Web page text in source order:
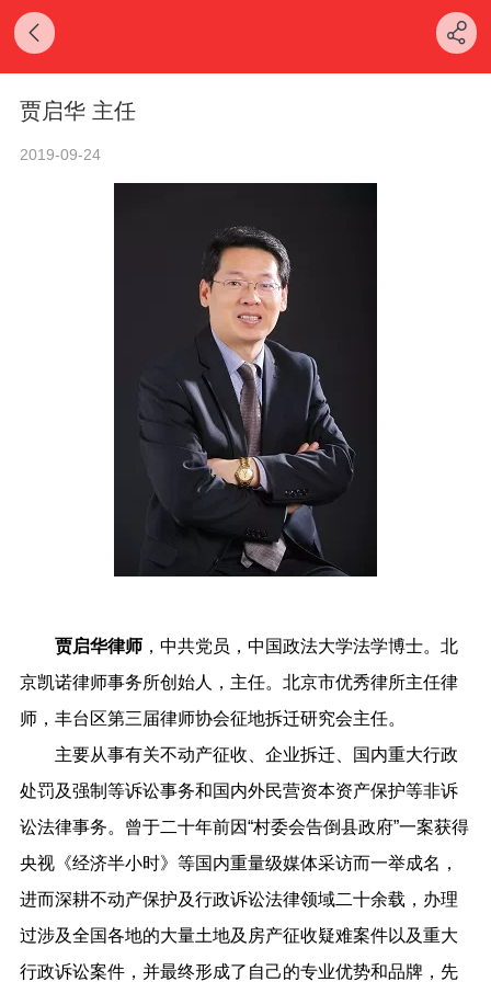
贾启华 主任
2019-09-24
贾启华律师 ，中共党员，中国政法大学法学博士。北
京凯诺律师事务所创始人，主任。北京市优秀律所主任律
师，丰台区第三届律师协会征地拆迁研究会主任。
主要从事有关不动产征收、企业拆迁、国内重大行政
处罚及强制等诉讼事务和国内外民营资本资产保护等非诉
讼法律事务。曾于二十年前因“村委会告倒县政府”一案获得
央视《经济半小时》等国内重量级媒体采访而一举成名，
进而深耕不动产保护及行政诉讼法律领域二十余载，办理
过涉及全国各地的大量土地及房产征收疑难案件以及重大
行政诉讼案件，并最终形成了自己的专业优势和品牌，先